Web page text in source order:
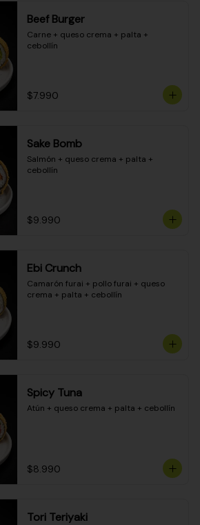
Beef Burger
Carne + queso crema + palta +
cebollín
$7.990
Sake Bomb
Salmón + queso crema + palta +
cebollín
$9.990
Ebi Crunch
Camarón furai + pollo furai + queso
crema + palta + cebollín
$9.990
Spicy Tuna
Atún + queso crema + palta + cebollín
$8.990
Tori Teriyaki